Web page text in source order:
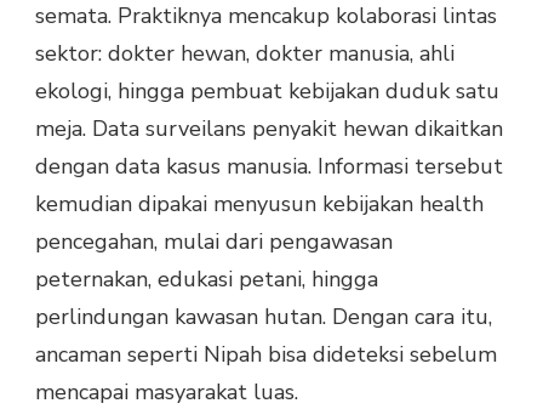
semata. Praktiknya mencakup kolaborasi lintas
sektor: dokter hewan, dokter manusia, ahli
ekologi, hingga pembuat kebijakan duduk satu
meja. Data surveilans penyakit hewan dikaitkan
dengan data kasus manusia. Informasi tersebut
kemudian dipakai menyusun kebijakan health
pencegahan, mulai dari pengawasan
peternakan, edukasi petani, hingga
perlindungan kawasan hutan. Dengan cara itu,
ancaman seperti Nipah bisa dideteksi sebelum
mencapai masyarakat luas.